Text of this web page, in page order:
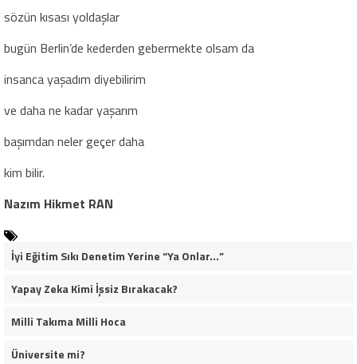
sözün kısası yoldaşlar
bugün Berlin’de kederden gebermekte olsam da
insanca yaşadım diyebilirim
ve daha ne kadar yaşarım
başımdan neler geçer daha
kim bilir.
Nazım Hikmet RAN
İyi Eğitim Sıkı Denetim Yerine “Ya Onlar…”
Yapay Zeka Kimi İşsiz Bırakacak?
Milli Takıma Milli Hoca
Üniversite mi?